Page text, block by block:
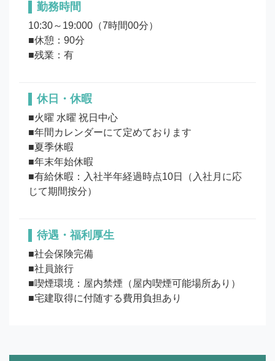
勤務時間
10:30～19:000（7時間00分）
■休憩：90分
休日・休暇
■火曜 水曜 祝日中心
■年間カレンダーにて定めております
■夏季休暇
■年末年始休暇
■有給休暇：入社半年経過時点10日（入社月に応
待遇・福利厚生
■社会保険完備
■社員旅行
■喫煙環境：屋内禁煙（屋内喫煙可能場所あり）
■宅建取得に付随する費用負担あり